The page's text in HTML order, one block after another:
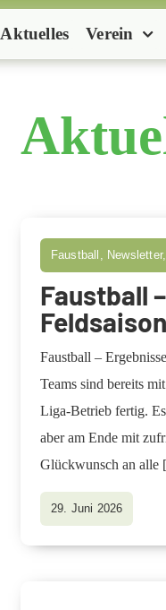
Aktuelles Verein
Faustball,
Faustball
Faustball –
Teams sind bereits
Liga-Betrieb fertig.
aber am Ende mit
Glückwunsch an alle
29. Juni 2026